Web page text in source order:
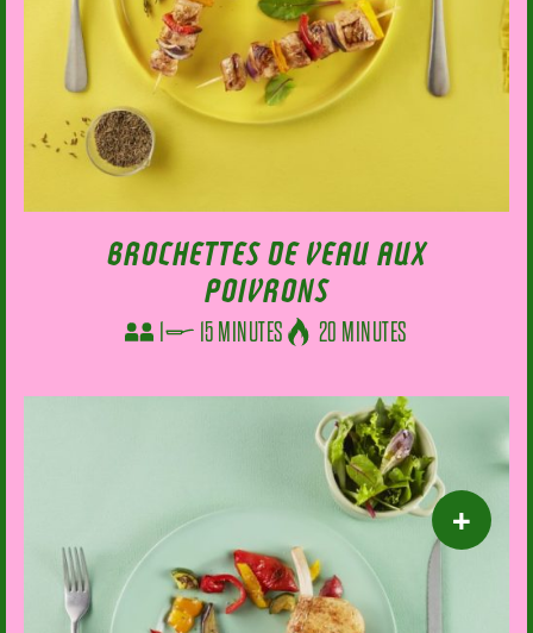
BROCHETTES DE VEAU AUX
POIVRONS
1 15 MINUTES 20 MINUTES